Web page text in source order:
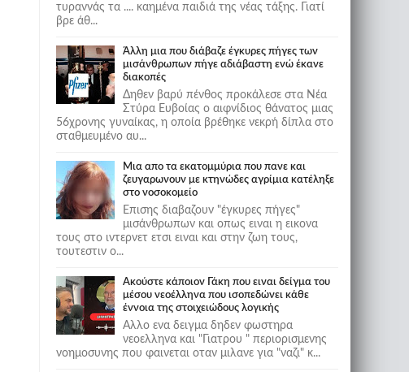
τυραννάς τα .... καημένα παιδιά της νέας τάξης. Γιατί
βρε άθ...
Άλλη μια που διάβαζε έγκυρες πήγες των
μισάνθρωπων πήγε αδιάβαστη ενώ έκανε
διακοπές
Δηθεν βαρύ πένθος προκάλεσε στα Νέα
Στύρα Ευβοίας ο αιφνίδιος θάνατος μιας
56χρονης γυναίκας, η οποία βρέθηκε νεκρή δίπλα στο
σταθμευμένο αυ...
Μια απο τα εκατομμύρια που πανε και
ζευγαρωνουν με κτηνώδες αγρίμια κατέληξε
στο νοσοκομείο
Επισης διαβαζουν "έγκυρες πήγες"
μισάνθρωπων και οπως ειναι η εικονα
τους στο ιντερνετ ετσι ειναι και στην ζωη τους,
τουτεστιν ο...
Ακούστε κάποιον Γάκη που ειναι δείγμα του
μέσου νεοέλληνα που ισοπεδώνει κάθε
έννοια της στοιχειώδους λογικής
Αλλο ενα δειγμα δηδεν φωστηρα
νεοελληνα και "Γιατρου " περιορισμενης
νοημοσυνης που φαινεται οταν μιλανε για "ναζι" κ...